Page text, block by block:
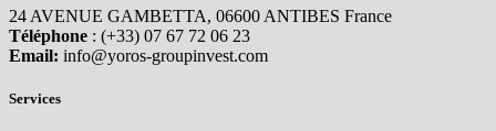
24 AVENUE GAMBETTA, 06600 ANTIBES France
Téléphone : (+33) 07 67 72 06 23
Email: info@yoros-groupinvest.com
Services